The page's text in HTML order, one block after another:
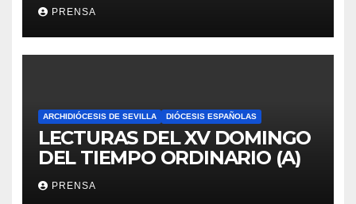
PRENSA
ARCHIDIÓCESIS DE SEVILLA DIÓCESIS ESPAÑOLAS
LECTURAS DEL XV DOMINGO
DEL TIEMPO ORDINARIO (A)
PRENSA